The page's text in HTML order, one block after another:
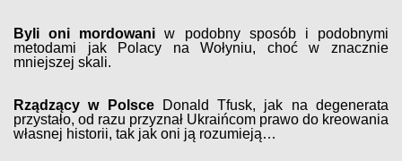
Byli oni mordowaniw podobny sposób i podobnymi
metodami jak Polacy na Wołyniu, choć w znacznie
mniejszej skali.
Rządzący w PolsceDonald Tfusk, jak na degenerata
przystało, od razu przyznał Ukraińcom prawo do kreowania
własnej historii, tak jak oni ją rozumieją…